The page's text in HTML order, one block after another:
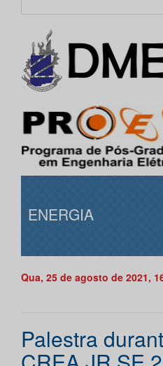
ENERGIA
Qua, 25 de agosto de 2021,
Palestra